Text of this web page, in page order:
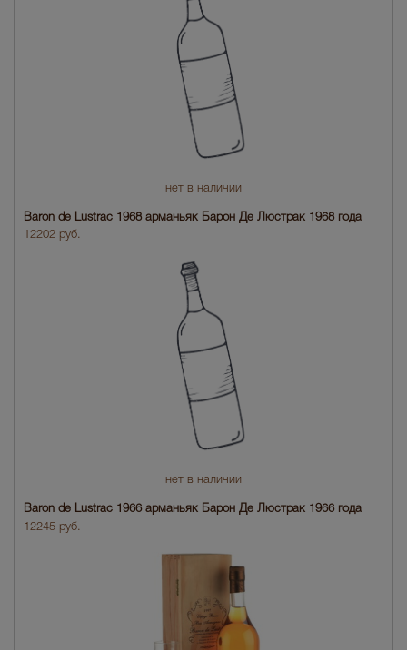
нет в наличии
Baron de Lustrac 1968 арманьяк Барон Де Люстрак 1968 года
12202 руб.
нет в наличии
Baron de Lustrac 1966 арманьяк Барон Де Люстрак 1966 года
12245 руб.